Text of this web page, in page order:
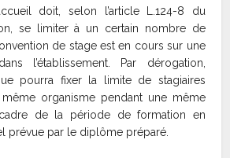
doit, selon l’article L.124-8 du
se limiter à un certain nombre de
de stage est en cours sur une
l’établissement. Par dérogation,
pourra fixer la limite de stagiaires
organisme pendant une même
de la période de formation en
prévue par le diplôme préparé.